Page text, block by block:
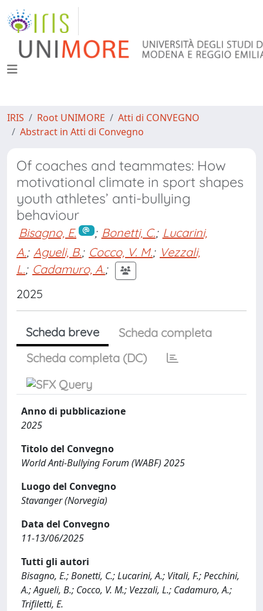
IRIS Root UNIMORE
Atti di CONVEGNO
Abstract in Atti di Convegno
Of coaches and teammates: How
motivational climate in sport shapes
youth athletes’ anti-bullying
behaviour
Bisagno, E. ; Bonetti, C.; Lucarini,
A.; Agueli, B.; Cocco, V. M.; Vezzali,
L.; Cadamuro, A.;
2025
Scheda breve
Scheda completa
Scheda completa (DC)
Anno di pubblicazione
2025
Titolo del Convegno
World Anti-Bullying Forum (WABF) 2025
Luogo del Convegno
Stavanger (Norvegia)
Data del Convegno
11-13/06/2025
Tutti gli autori
Bisagno, E.; Bonetti, C.; Lucarini, A.; Vitali, F.; Pecchini,
A.; Agueli, B.; Cocco, V. M.; Vezzali, L.; Cadamuro, A.;
Trifiletti, E.